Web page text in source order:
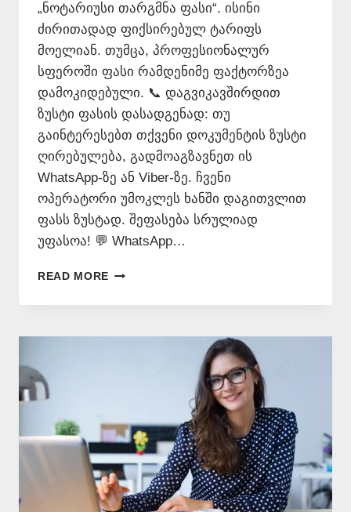
„ნოტარიუსი თარგმნა ფასი“. ისინი
ძირითადად ფიქსირებულ ტარიფს
მოელიან. თუმცა, პროფესიონალურ
სფეროში ფასი რამდენიმე ფაქტორზეა
დამოკიდებული. 📞 დაგვიკავშირდით
ზუსტი ფასის დასადგენად: თუ
გაინტერესებთ თქვენი დოკუმენტის ზუსტი
ღირებულება, გადმოაგზავნეთ ის
WhatsApp-ზე ან Viber-ზე. ჩვენი
ოპერატორი უმოკლეს ხანში დაგითვლით
ფასს ზუსტად. შეფასება სრულიად
უფასოა! 💬 WhatsApp…
READ MORE ᲜᲝᲢᲐᲠᲘᲣᲡᲘ
ᲤᲐᲡᲘ
577